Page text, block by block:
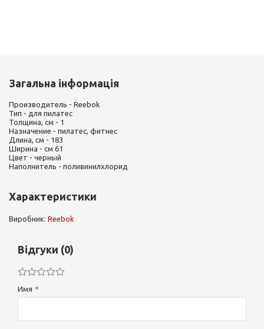
Загальна інформація
Производитель - Reebok
Тип - для пилатес
Толщина, см - 1
Назначение - пилатес, фитнес
Длина, см - 183
Ширина - см 61
Цвет - черный
Наполнитель - поливинилхлорид
Характеристики
Виробник: Reebok
Відгуки (0)
Имя